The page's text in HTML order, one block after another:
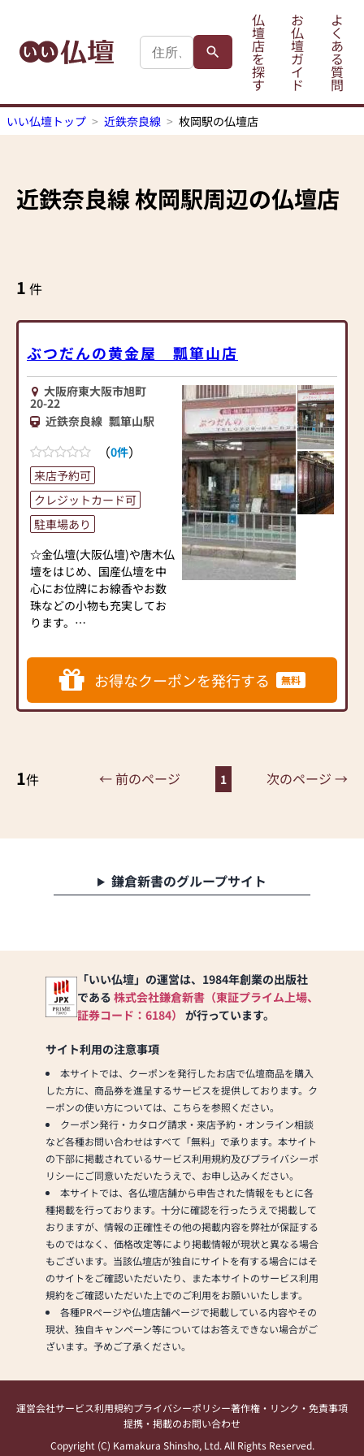
仏
壇
店
を
探
す
お
仏
壇
ガ
イ
ド
よ
く
あ
る
質
問
いい仏壇トップ 近鉄奈良線 枚岡駅の仏壇店
近鉄奈良線枚岡駅周辺の仏壇店
1 件
ぶつだんの黄金屋 瓢箪山店
大阪府東大阪市旭町
20-22
近鉄奈良線 瓢箪山駅
（0件）
来店予約可
クレジットカード可
駐車場あり
☆金仏壇(大阪仏壇)や唐木仏
壇をはじめ、国産仏壇を中
心にお位牌にお線香やお数
珠などの小物も充実してお
ります。
☆お仏壇の簡単なお掃除、
金仏壇が新品同様になるお
仏壇の洗濯から簡易修復な
ど予算に応じた方法を提案
☆仏事のことや神事、法用
お得なクーポンを発行する 無料
1件 ← 前のページ 1 次のページ →
鎌倉新書のグループサイト
「いい仏壇」の運営は、1984年創業の出版社
である 株式会社鎌倉新書（東証プライム上場、
証券コード：6184） が行っています。
サイト利用の注意事項
本サイトでは、クーポンを発行したお店で仏壇商品を購入
した方に、商品券を進呈するサービスを提供しております。ク
ーポンの使い方については、こちらを参照ください。
クーポン発行・カタログ請求・来店予約・オンライン相談
など各種お問い合わせはすべて「無料」で承ります。本サイト
の下部に掲載されているサービス利用規約及びプライバシーポ
リシーにご同意いただいたうえで、お申し込みください。
本サイトでは、各仏壇店舗から申告された情報をもとに各
種掲載を行っております。十分に確認を行ったうえで掲載して
おりますが、情報の正確性その他の掲載内容を弊社が保証する
ものではなく、価格改定等により掲載情報が現状と異なる場合
もございます。当該仏壇店が独自にサイトを有する場合にはそ
のサイトをご確認いただいたり、また本サイトのサービス利用
規約をご確認いただいた上でのご利用をお願いいたします。
各種PRページや仏壇店舗ページで掲載している内容やその
現状、独自キャンペーン等についてはお答えできない場合がご
ざいます。予めご了承ください。
運営会社サービス利用規約プライバシーポリシー著作権・リンク・免責事項
提携・掲載のお問い合わせ
Copyright (C) Kamakura Shinsho, Ltd. All Rights Reserved.